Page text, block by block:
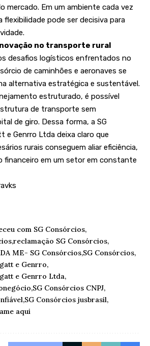
mercado. Em um ambiente cada vez
flexibilidade pode ser decisiva para
no transporte rural
desafios logísticos enfrentados no
de caminhões e aeronaves se
alternativa estratégica e sustentável.
estruturado, é possível
de transporte sem
de giro. Dessa forma, a SG
e Genrro Ltda deixa claro que
rurais conseguem aliar eficiência,
financeiro em um setor em constante
com SG Consórcios
reclamação SG Consórcios
ME- SG Consórcios SG Consórcios
e Genrro
e Genrro Ltda
SG Consórcios CNPJ
SG Consórcios jusbrasil
aqui